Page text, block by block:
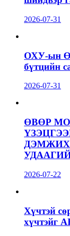
2026-07-31
ОХУ-ын
бүтцийн
2026-07-31
ӨВӨР
ДЭМЖИХ
2026-07-22
Хүчтэй
хүчтэйг